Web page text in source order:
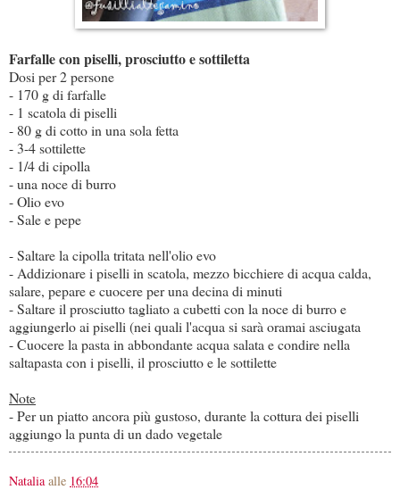
Farfalle con piselli, prosciutto e sottiletta
Dosi per 2 persone
- 170 g di farfalle
- 1 scatola di piselli
- 80 g di cotto in una sola fetta
- 3-4 sottilette
- 1/4 di cipolla
- una noce di burro
- Olio evo
- Sale e pepe
- Saltare la cipolla tritata nell'olio evo
- Addizionare i piselli in scatola, mezzo bicchiere di acqua calda,
salare, pepare e cuocere per una decina di minuti
- Saltare il prosciutto tagliato a cubetti con la noce di burro e
aggiungerlo ai piselli (nei quali l'acqua si sarà oramai asciugata
- Cuocere la pasta in abbondante acqua salata e condire nella
saltapasta con i piselli, il prosciutto e le sottilette
Note
- Per un piatto ancora più gustoso, durante la cottura dei piselli
aggiungo la punta di un dado vegetale
Natalia alle 16:04